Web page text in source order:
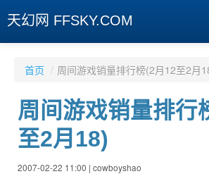
天幻网 FFSKY.COM
周边
娱乐
首页 / 周间游戏销量排行榜(2月12至2月
周间游戏销量排行
至2月18)
2007-02-22 11:00 | cowboyshao